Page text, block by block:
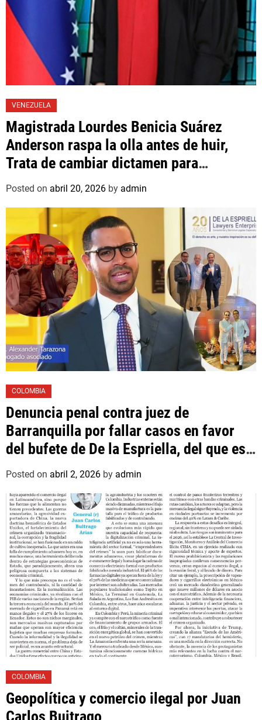
VENEZUELA
Magistrada Lourdes Benicia Suárez
Anderson raspa la olla antes de huir,
Trata de cambiar dictamen para
favorecer a mafioso que René Díaz
Toledo, expropietario de «Superautos
Las Mercedes»
Posted on abril 20, 2026 by admin
COLOMBIA
Denuncia penal contra juez de
Barranquilla por fallar casos en favor
del bufete de De la Espriella, del que es
asociado un hijo suyo
Posted on abril 2, 2026 by admin
COLOMBIA
Geopolítica y comercio ilegal por Juan